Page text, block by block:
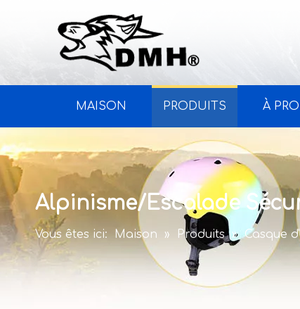
MAISON PRODUITS À
Alpinisme/Escalade
Vous êtes ici: Maison » Produits » Casque